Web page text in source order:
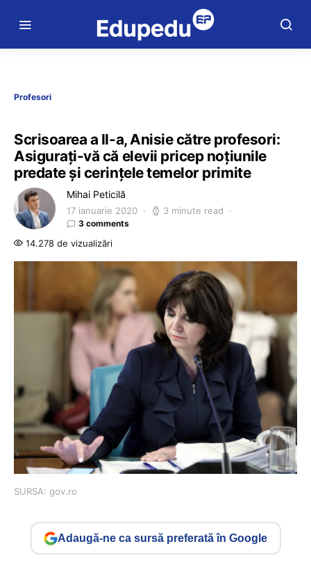
Profesori
Scrisoarea a II-a, Anisie către profesori:
Asigurați-vă că elevii pricep noțiunile
predate și cerințele temelor primite
Mihai Peticilă
17 ianuarie 2020 3 minute read
3 comments
14.278 de vizualizări
SURSA: gov.ro
Adaugă-ne ca sursă preferată în Google